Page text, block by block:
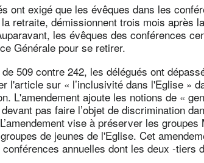
ont exigé que les évêques dans les
retraite, démissionnent trois mois après
les évêques des conférences
Générale pour se retirer.
509 contre 242, les délégués ont
l'article sur « l’inclusivité dans l'Eglise »
L'amendement ajoute les notions de «
pas faire l’objet de discrimination
vise à préserver les
de jeunes de l'Eglise. Cet
annuelles dont les deux -tiers